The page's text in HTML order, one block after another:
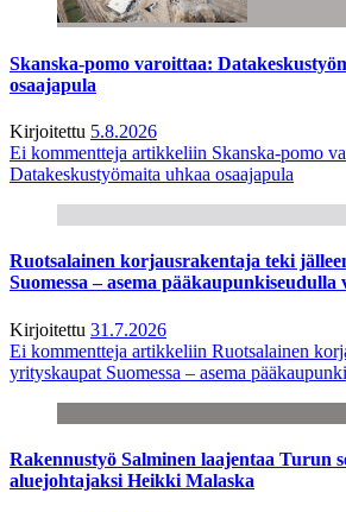
Skanska-pomo varoittaa:
osaajapula
Kirjoitettu 5.8.2026
Ei kommentteja artikkeliin Skanska-pomo
Datakeskustyömaita uhkaa osaajapula
Ruotsalainen korjausrakentaja teki
Suomessa – asema pääkaupunkiseudulla
Kirjoitettu 31.7.2026
Ei kommentteja artikkeliin Ruotsalainen
yrityskaupat Suomessa – asema
Rakennustyö Salminen laajentaa Turun
aluejohtajaksi Heikki Malaska